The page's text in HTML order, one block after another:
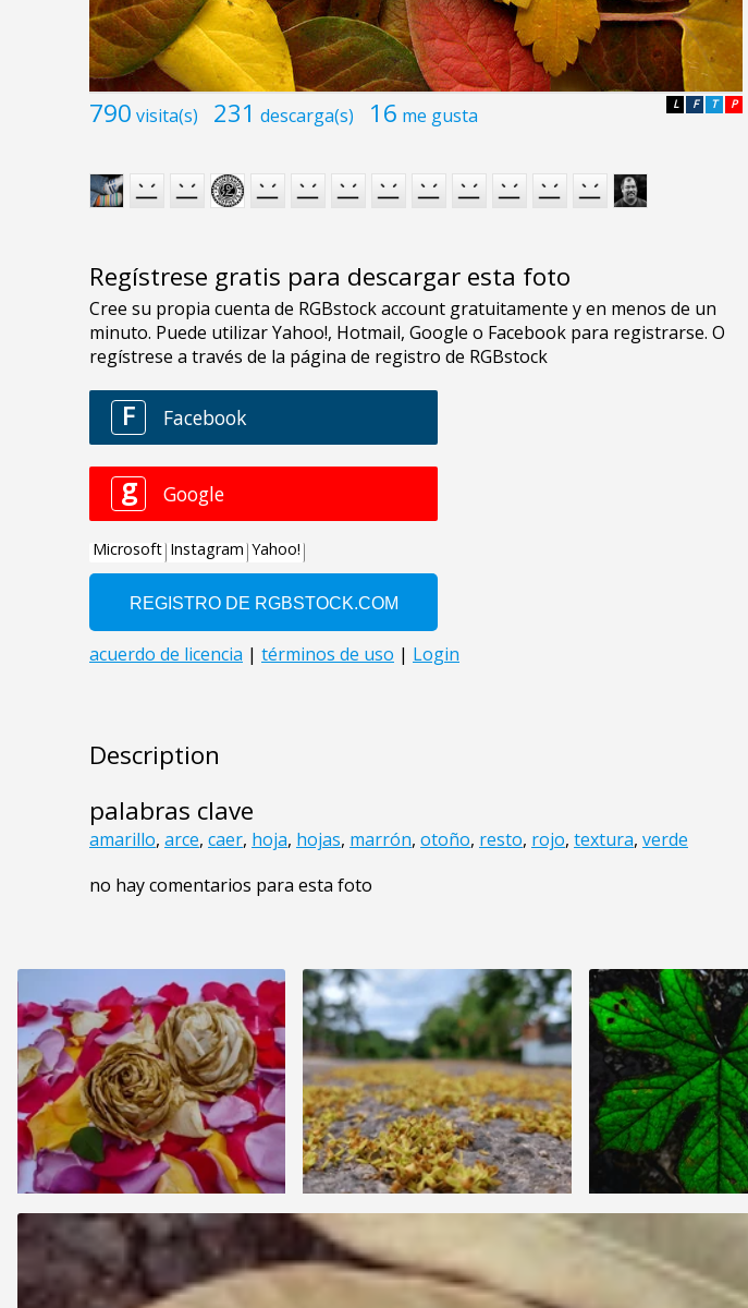
790 visita(s) 231 descarga(s) 16 me gusta P
T
F
L
Regístrese gratis para descargar esta foto
Description
palabras clave
amarillo, arce, caer, hoja, hojas, marrón, otoño, resto, rojo, textura, verde
no hay comentarios para esta foto